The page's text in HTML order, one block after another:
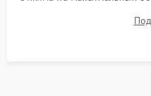
корректности слива,
посторонних стуков